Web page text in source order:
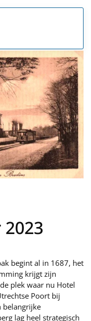
begint al in 1687, het
krijgt zijn
plek waar nu Hotel
Poort bij
belangrijke
lag heel strategisch